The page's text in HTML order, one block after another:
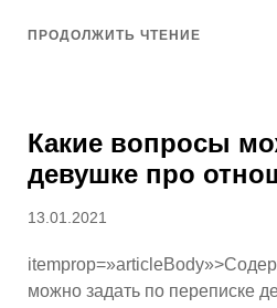
ПРОДОЛЖИТЬ ЧТЕНИЕ
Какие вопросы
девушке про
Опубликовано
13.01.2021
можно задать по переписке